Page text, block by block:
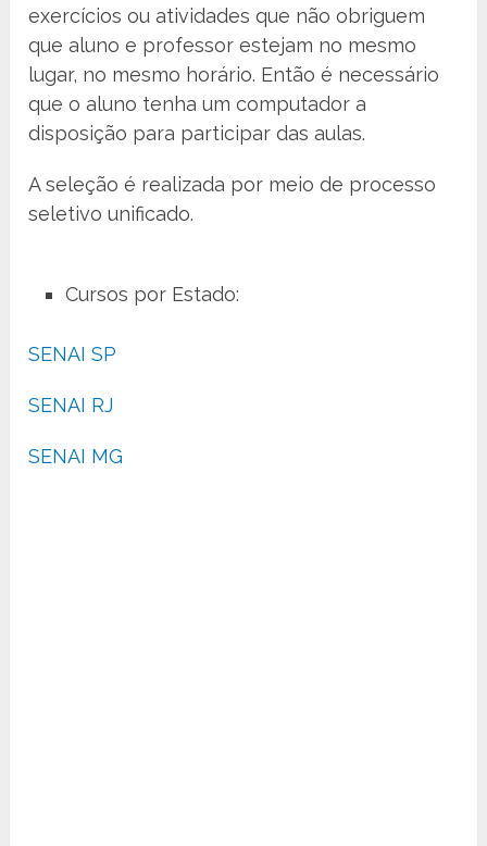
exercícios ou atividades que não obriguem
que aluno e professor estejam no mesmo
lugar, no mesmo horário. Então é necessário
que o aluno tenha um computador a
disposição para participar das aulas.
A seleção é realizada por meio de processo
seletivo unificado.
Cursos por Estado:
SENAI SP
SENAI RJ
SENAI MG